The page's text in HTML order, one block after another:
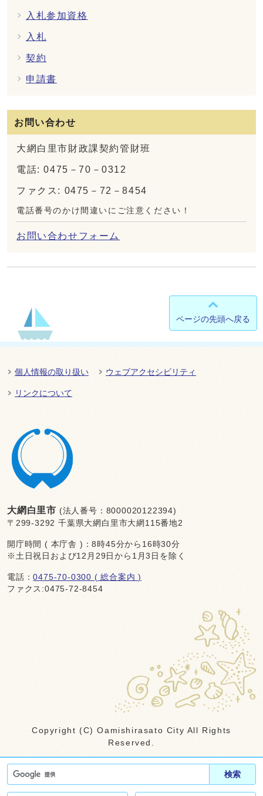
検索
入札参加資格
入札
契約
申請書
お問い合わせ
大網白里市財政課契約管財班
電話: 0475－70－0312
ファクス: 0475－72－8454
電話番号のかけ間違いにご注意ください！
お問い合わせフォーム
ページの先頭へ戻る
個人情報の取り扱い ウェブアクセシビリティ
リンクについて
大網白里市 (法人番号：8000020122394)
〒299-3292 千葉県大網白里市大網115番地2
開庁時間 ( 本庁舎 )：8時45分から16時30分
※土日祝日および12月29日から1月3日を除く
電話：0475-70-0300 ( 総合案内 )
ファクス:0475-72-8454
Copyright (C) Oamishirasato City All Rights
Reserved.